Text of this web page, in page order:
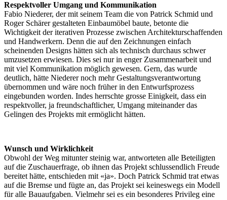
Respektvoller Umgang und Kommunikation
Fabio Niederer, der mit seinem Team die von Patrick Schmid und
Roger Schärer gestalteten Einbaumöbel baute, betonte die
Wichtigkeit der iterativen Prozesse zwischen Architekturschaffenden
und Handwerkern. Denn die auf den Zeichnungen einfach
scheinenden Designs hätten sich als technisch durchaus schwer
umzusetzen erwiesen. Dies sei nur in enger Zusammenarbeit und
mit viel Kommunikation möglich gewesen. Gern, das wurde
deutlich, hätte Niederer noch mehr Gestaltungsverantwortung
übernommen und wäre noch früher in den Entwurfsprozess
eingebunden worden. Indes herrschte grosse Einigkeit, dass ein
respektvoller, ja freundschaftlicher, Umgang miteinander das
Gelingen des Projekts mit ermöglicht hätten.
Wunsch und Wirklichkeit
Obwohl der Weg mitunter steinig war, antworteten alle Beteiligten
auf die Zuschauerfrage, ob ihnen das Projekt schlussendlich Freude
bereitet hätte, entschieden mit «ja». Doch Patrick Schmid trat etwas
auf die Bremse und fügte an, das Projekt sei keineswegs ein Modell
für alle Bauaufgaben. Vielmehr sei es ein besonderes Privileg eine